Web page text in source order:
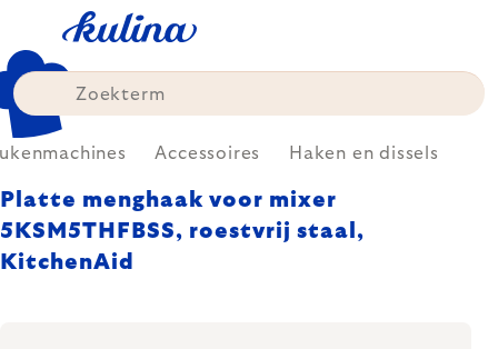
content
Accessoires Haken en dissels
Platte menghaak voor mixer
5KSM5THFBSS, roestvrij staal,
KitchenAid